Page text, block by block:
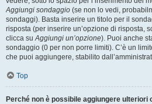
Aggiungi sondaggio (se non lo vedi,
sondaggi). Basta inserire un titolo per il
risposta (per inserire un’opzione di risposta,
clicca suAggiungi un’opzione). Puoi anche
sondaggio (0 per non porre limiti). C’è un
che puoi aggiungere, stabilito
Top
Perché non è possibile aggiungere ulteriori